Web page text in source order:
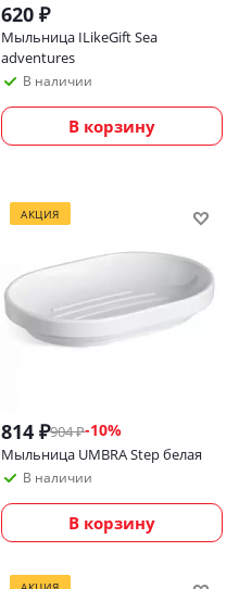
620 ₽
Мыльница ILikeGift Sea
adventures
В наличии
В корзину
АКЦИЯ
814 ₽904₽-10%
Мыльница UMBRA Step белая
В наличии
В корзину